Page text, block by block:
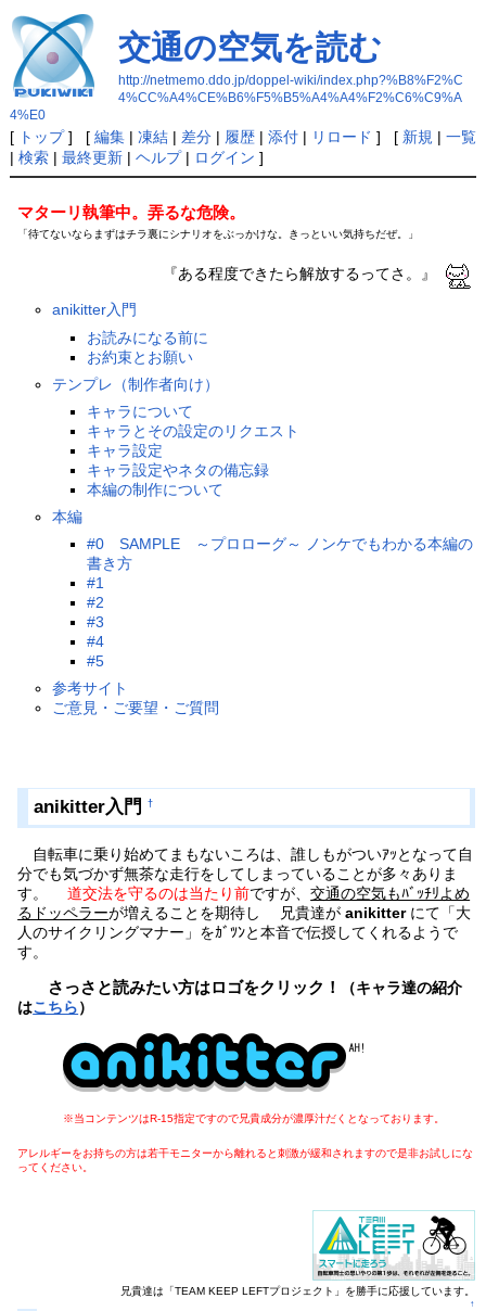
交通の空気を読む
http://netmemo.ddo.jp/doppel-wiki/index.php?%B8%F2%C
4%CC%A4%CE%B6%F5%B5%A4%A4%F2%C6%C9%A
4%E0
[ トップ] [ 編集| 凍結| 差分| 履歴| 添付| リロード ] [ 新規 | 一覧
| 検索| 最終更新| ヘルプ| ログイン ]
マターリ執筆中。弄るな危険。
「待てないならまずはチラ裏にシナリオをぶっかけな。きっといい気持ちだぜ。」
『ある程度できたら解放するってさ。』
anikitter入門
お読みになる前に
お約束とお願い
テンプレ（制作者向け）
キャラについて
キャラとその設定のリクエスト
キャラ設定
キャラ設定やネタの備忘録
本編の制作について
本編
#0 SAMPLE ～プロローグ～ ノンケでもわかる本編の
書き方
#1
#2
#3
#4
#5
参考サイト
ご意見・ご要望・ご質問
anikitter入門 †
自転車に乗り始めてまもないころは、誰しもがついｱｯとなって自
分でも気づかず無茶な走行をしてしまっていることが多々ありま
す。道交法を守るのは当たり前ですが、交通の空気もﾊﾞｯﾁﾘよめ
るドッペラーが増えることを期待し 兄貴達がanikitterにて「大
人のサイクリングマナー」をｶﾞﾂﾝと本音で伝授してくれるようで
す。
さっさと読みたい方はロゴをクリック！
（キャラ達の紹介
はこちら）
※当コンテンツはR-15指定ですので兄貴成分が濃厚汁だくとなっております。
アレルギーをお持ちの方は若干モニターから離れると刺激が緩和されますので是非お試しにな
ってください。
兄貴達は「TEAM KEEP LEFTプロジェクト」を勝手に応援しています。
↑